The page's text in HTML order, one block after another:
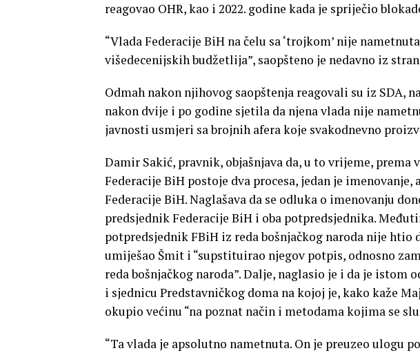
reagovao OHR, kao i 2022. godine kada je spriječio
“Vlada Federacije BiH na čelu sa ‘trojkom’ nije
višedecenijskih budžetlija”, saopšteno je nedavno iz
Odmah nakon njihovog saopštenja reagovali su iz SDA,
nakon dvije i po godine sjetila da njena vlada nije
javnosti usmjeri sa brojnih afera koje svakodnevno
Damir Sakić, pravnik, objašnjava da, u to vrijeme, prema
Federacije BiH postoje dva procesa, jedan je
Federacije BiH. Naglašava da se odluka o imenovanju
predsjednik Federacije BiH i oba potpredsjednika.
potpredsjednik FBiH iz reda bošnjačkog naroda nije htio
umiješao Šmit i “supstituirao njegov potpis, odnosno
reda bošnjačkog naroda”. Dalje, naglasio je i da je istom
i sjednicu Predstavničkog doma na kojoj je, kako kaže
okupio većinu “na poznat način i metodama kojima se
“Ta vlada je apsolutno nametnuta. On je preuzeo ulogu